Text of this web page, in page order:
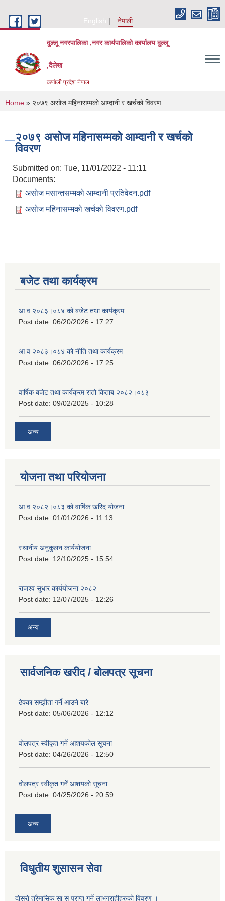
English
नेपाली
दुल्लू नगरपालिका ,नगर कार्यपालिकाे कार्यालय दुल्लू
,दैलेख
कर्णाली प्रदेश नेपाल
You are here
Home » २०७९ असोज महिनासम्मको आम्दानी र खर्चको विवरण
२०७९ असोज महिनासम्मको आम्दानी र खर्चको
विवरण
Submitted on: Tue, 11/01/2022 - 11:11
Documents:
असोज मसान्तसम्मको आम्दानी प्रतिवेदन.pdf
असोज महिनासम्मको खर्चको विवरण.pdf
बजेट तथा कार्यक्रम
आ व २०८३।०८४ को बजेट तथा कार्यक्रम
Post date: 06/20/2026 - 17:27
आ व २०८३।०८४ को नीति तथा कार्यक्रम
Post date: 06/20/2026 - 17:25
वार्षिक बजेट तथा कार्यक्रम रातो किताब २०८२।०८३
Post date: 09/02/2025 - 10:28
अन्य
योजना तथा परियोजना
आ व २०८२।०८३ को वार्षिक खरिद योजना
Post date: 01/01/2026 - 11:13
स्थानीय अनुकुलन कार्ययोजना
Post date: 12/10/2025 - 15:54
राजश्व सुधार कार्ययोजना २०८२
Post date: 12/07/2025 - 12:26
अन्य
सार्वजनिक खरीद / बोलपत्र सूचना
ठेक्का सम्झौता गर्ने आउने बारे
Post date: 05/06/2026 - 12:12
वोलपत्र स्वीकृत गर्ने आशयकोल सूचना
Post date: 04/26/2026 - 12:50
वोलपत्र स्वीकृत गर्ने आशयको सूचना
Post date: 04/25/2026 - 20:59
अन्य
विधुतीय शुसासन सेवा
दाेस्राे त्रैमासिक सा सु प्राप्त गर्ने लाभग्राहीहरुकाे विवरण ।